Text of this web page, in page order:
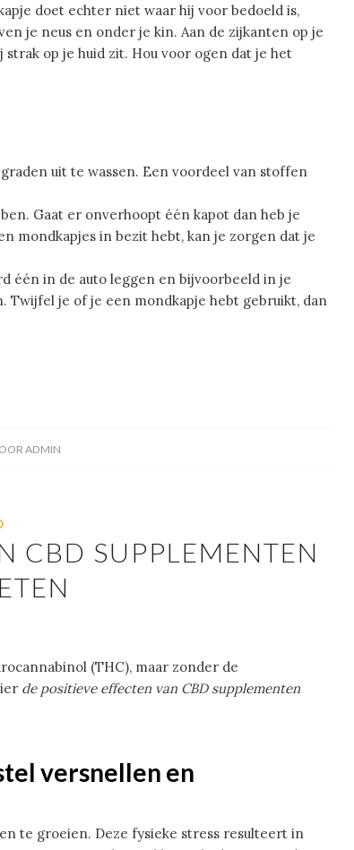
doet echter niet waar hij voor bedoeld is,
je neus en onder je kin. Aan de zijkanten op je
op je huid zit. Hou voor ogen dat je het
uit te wassen. Een voordeel van stoffen
Gaat er onverhoopt één kapot dan heb je
mondkapjes in bezit hebt, kan je zorgen dat je
één in de auto leggen en bijvoorbeeld in je
Twijfel je of je een mondkapje hebt gebruikt, dan
ADMIN
CBD SUPPLEMENTEN
(THC), maar zonder de
de positieve effecten van CBD supplementen
versnellen en
te groeien. Deze fysieke stress resulteert in